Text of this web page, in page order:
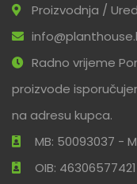
Proizvodnja /
Radno vrijeme
proizvode
na adresu kupca.
MB: 50093037 -
OIB: 46306577421